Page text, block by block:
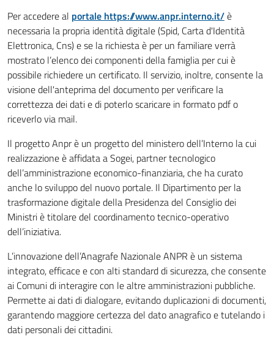
Per accedere al portale https://www.anpr.interno.it/è
necessaria la propria identità digitale (Spid, Carta d'Identità
Elettronica, Cns) e se la richiesta è per un familiare verrà
mostrato l’elenco dei componenti della famiglia per cui è
possibile richiedere un certificato. Il servizio, inoltre, consente la
visione dell'anteprima del documento per verificare la
correttezza dei dati e di poterlo scaricare in formato pdf o
riceverlo via mail.
Il progetto Anpr è un progetto del ministero dell’Interno la cui
realizzazione è affidata a Sogei, partner tecnologico
dell’amministrazione economico-finanziaria, che ha curato
anche lo sviluppo del nuovo portale. Il Dipartimento per la
trasformazione digitale della Presidenza del Consiglio dei
Ministri è titolare del coordinamento tecnico-operativo
dell’iniziativa.
L’innovazione dell’Anagrafe Nazionale ANPR è un sistema
integrato, efficace e con alti standard di sicurezza, che consente
ai Comuni di interagire con le altre amministrazioni pubbliche.
Permette ai dati di dialogare, evitando duplicazioni di documenti,
garantendo maggiore certezza del dato anagrafico e tutelando i
dati personali dei cittadini.